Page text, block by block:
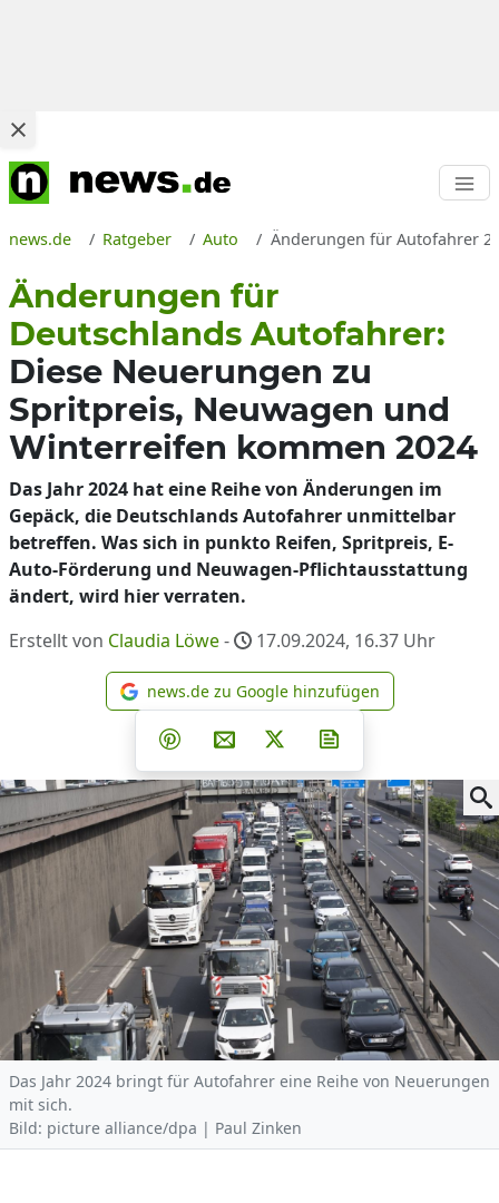
news.de Ratgeber Auto Änderungen für Autofahrer
Änderungen für
Deutschlands Autofahrer:
Diese Neuerungen zu
Spritpreis, Neuwagen und
Winterreifen kommen 2024
Das Jahr 2024 hat eine Reihe von Änderungen im
Gepäck, die Deutschlands Autofahrer unmittelbar
betreffen. Was sich in punkto Reifen, Spritpreis, E-
Auto-Förderung und Neuwagen-Pflichtausstattung
ändert, wird hier verraten.
Erstellt von Claudia Löwe- 17.09.2024, 16.37 Uhr
news.de zu Google
news.de zu Google hinzufügen
Teilen auf Facebook
Teilen auf Whatsapp
Teilen auf Telegram
Teilen auf Pinterest
Per E-Mail teilen
Post auf X
Das Jahr 2024 bringt für Autofahrer eine Reihe von Neuerungen
mit sich.
Bild: picture alliance/dpa | Paul Zinken